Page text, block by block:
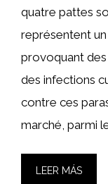
quatre pattes
représentent
provoquant
des infections
contre ces
marché, parmi
LEER MÁS